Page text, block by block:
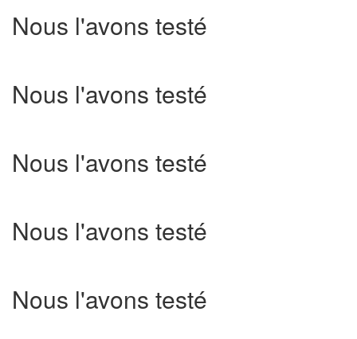
Nous l'avons testé
Nous l'avons testé
Nous l'avons testé
Nous l'avons testé
Nous l'avons testé